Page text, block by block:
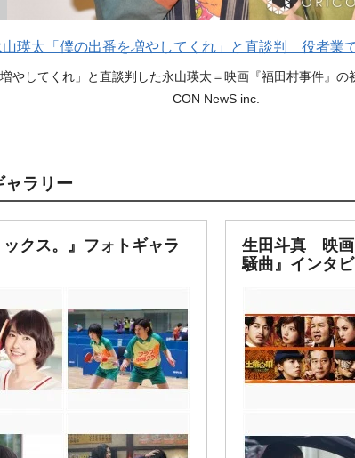
山瑛太「僕の出番を増やしてくれ」と直談判 役者業
増やしてくれ」と直談判した永山瑛太＝映画『福田村事件』
CON NewS inc.
ャラリー
クス。』フォトギャラ
生田斗真 映画
騒曲』インタ